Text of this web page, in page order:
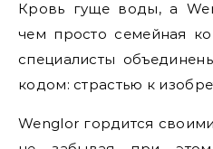
Кровь гуще воды, а
чем просто семейная
специалисты
кодом: страстью к
Wenglor гордится